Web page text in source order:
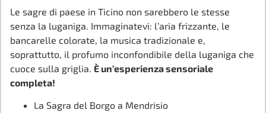
Le sagre di paese in Ticino non sarebbero le stesse
senza la luganiga. Immaginatevi: l’aria frizzante, le
bancarelle colorate, la musica tradizionale e,
soprattutto, il profumo inconfondibile della luganiga che
cuoce sulla griglia. È un’esperienza sensoriale
completa!
La Sagra del Borgo a Mendrisio